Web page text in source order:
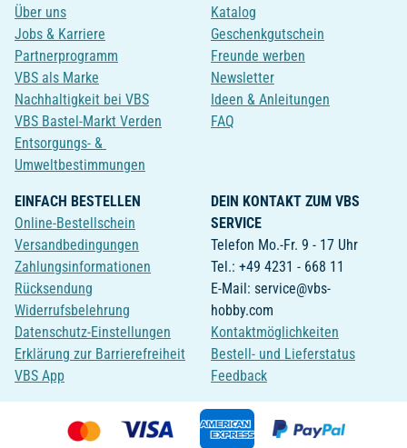
Über uns
Jobs & Karriere
Partnerprogramm
VBS als Marke
Nachhaltigkeit bei VBS
VBS Bastel-Markt Verden
Entsorgungs- &
Umweltbestimmungen
Katalog
Geschenkgutschein
Freunde werben
Newsletter
Ideen & Anleitungen
FAQ
EINFACH BESTELLEN
Online-Bestellschein
Versandbedingungen
Zahlungsinformationen
Rücksendung
Widerrufsbelehrung
Datenschutz-Einstellungen
Erklärung zur Barrierefreiheit
VBS App
DEIN KONTAKT ZUM VBS
SERVICE
Telefon Mo.-Fr. 9 - 17 Uhr
Tel.: +49 4231 - 668 11
E-Mail: service@vbs-
hobby.com
Kontaktmöglichkeiten
Bestell- und Lieferstatus
Feedback